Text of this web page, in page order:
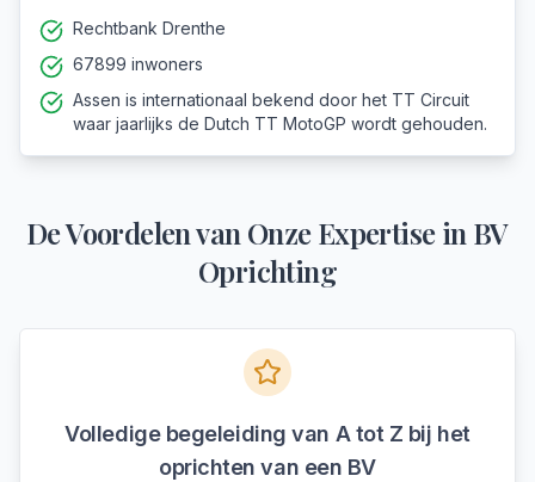
Rechtbank Drenthe
67899 inwoners
Assen is internationaal bekend door het TT Circuit
waar jaarlijks de Dutch TT MotoGP wordt gehouden.
De Voordelen van Onze Expertise in BV
Oprichting
Volledige begeleiding van A tot Z bij het
oprichten van een BV